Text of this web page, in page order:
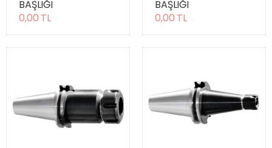
BAŞLIĞI
0,00 TL
BAŞLIĞI
0,00 TL